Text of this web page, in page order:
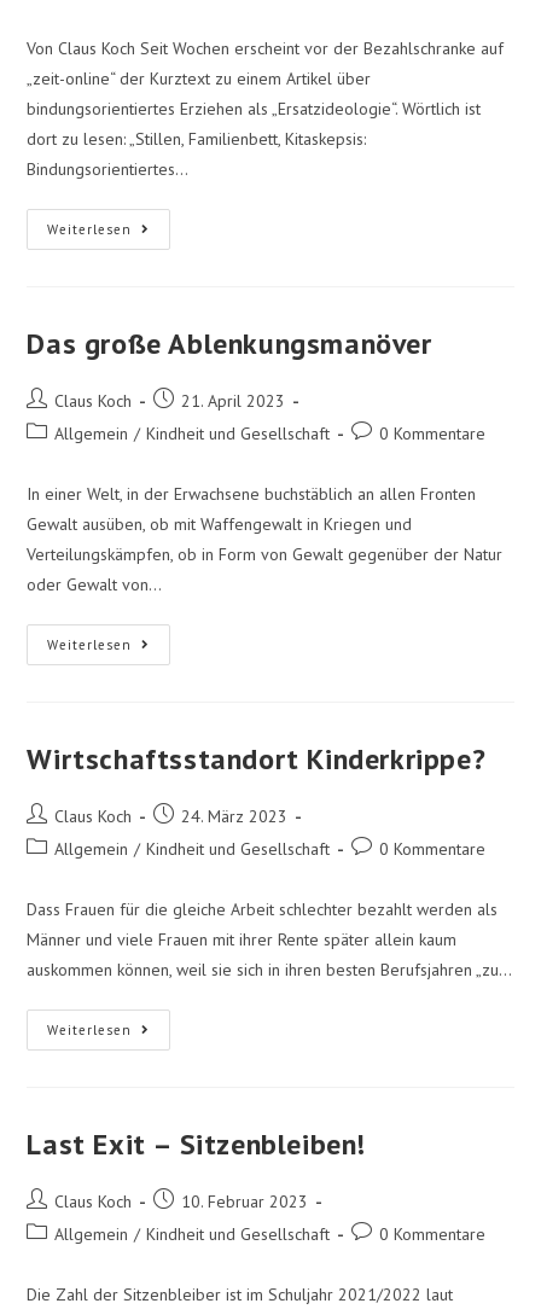
Von Claus Koch Seit Wochen erscheint vor der Bezahlschranke auf
„zeit-online“ der Kurztext zu einem Artikel über
bindungsorientiertes Erziehen als „Ersatzideologie“. Wörtlich ist
dort zu lesen: „Stillen, Familienbett, Kitaskepsis:
Bindungsorientiertes…
Weiterlesen
Das große Ablenkungsmanöver
Claus Koch
21. April 2023
Allgemein / Kindheit und Gesellschaft 0 Kommentare
In einer Welt, in der Erwachsene buchstäblich an allen Fronten
Gewalt ausüben, ob mit Waffengewalt in Kriegen und
Verteilungskämpfen, ob in Form von Gewalt gegenüber der Natur
oder Gewalt von…
Weiterlesen
Wirtschaftsstandort Kinderkrippe?
Claus Koch
24. März 2023
Allgemein / Kindheit und Gesellschaft 0 Kommentare
Dass Frauen für die gleiche Arbeit schlechter bezahlt werden als
Männer und viele Frauen mit ihrer Rente später allein kaum
auskommen können, weil sie sich in ihren besten Berufsjahren „zu…
Weiterlesen
Last Exit – Sitzenbleiben!
Claus Koch
10. Februar 2023
Allgemein / Kindheit und Gesellschaft 0 Kommentare
Die Zahl der Sitzenbleiber ist im Schuljahr 2021/2022 laut